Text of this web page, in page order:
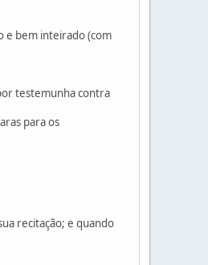
e bem inteirado (com
testemunha contra
para os
recitação; e quando